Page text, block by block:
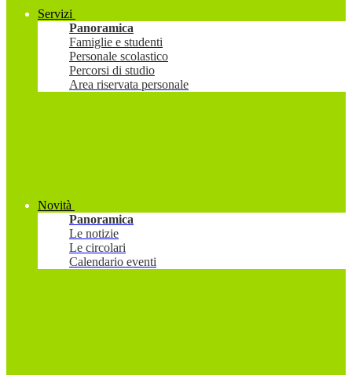
Servizi
Panoramica
Famiglie e studenti
Personale scolastico
Percorsi di studio
Area riservata personale
Novità
Panoramica
Le notizie
Le circolari
Calendario eventi